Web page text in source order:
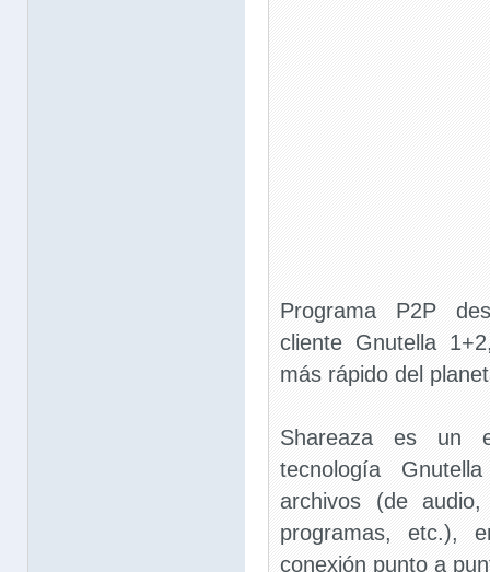
Programa P2P
cliente Gnutella
más rápido del
Shareaza es un
tecnología
archivos (de
programas, etc.),
conexión punto a